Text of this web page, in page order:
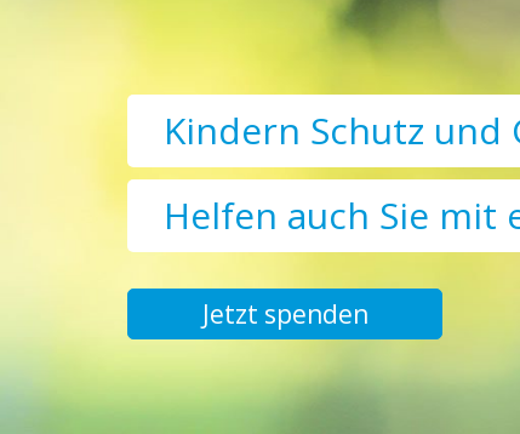
Kindern Schutz
Helfen auch Sie mit
Jetzt spenden